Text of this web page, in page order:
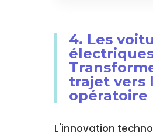
4. Les
trajet vers
opératoire
L'innovation